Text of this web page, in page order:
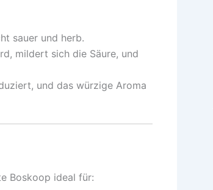
sauer und herb.
mildert sich die Säure, und
und das würzige Aroma
Boskoop ideal für: